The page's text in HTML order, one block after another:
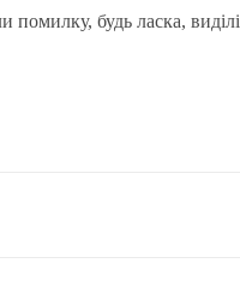
будь ласка,